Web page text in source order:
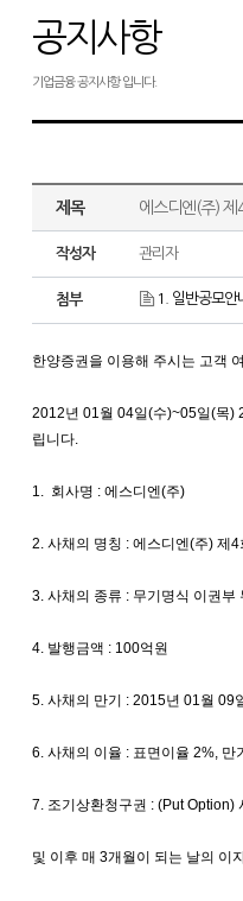
공지사항
기업금융 공지사항 입니다.
제목 에스디엔(주) 제
작성자 관리자
첨부 1. 일반공모안
한양증권을 이용해 주시는 고객
2012년 01월 04일(수)~05일(목)
립니다.
1. 회사명 : 에스디엔(주)
2. 사채의 명칭 : 에스디엔(주) 제
3. 사채의 종류 : 무기명식 이권부
4. 발행금액 : 100억원
5. 사채의 만기 : 2015년 01월 09
6. 사채의 이율 : 표면이율 2%,
7. 조기상환청구권 : (Put Option)
및 이후 매 3개월이 되는 날의 이